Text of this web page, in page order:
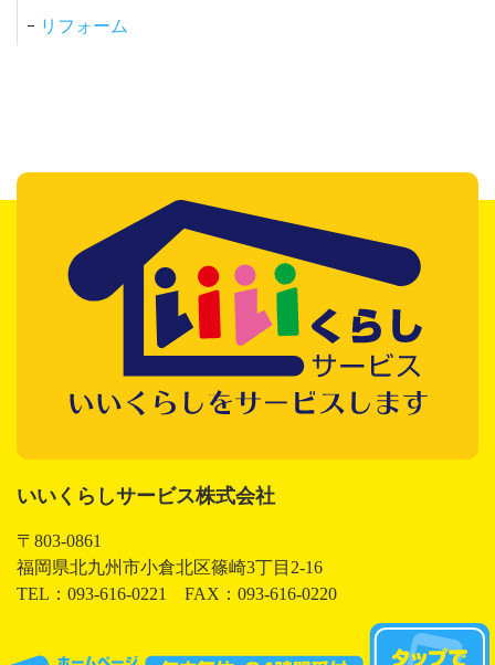
リフォーム
いいくらしサービス株式会社
〒803-0861
福岡県北九州市小倉北区篠崎3丁目2-16
TEL：093-616-0221 FAX：093-616-0220